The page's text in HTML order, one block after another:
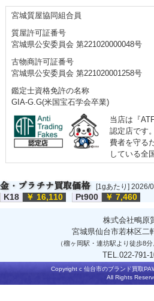
宮城質屋協同組合員
質屋許可証番号
宮城県公安委員会 第221020000048号
古物商許可証番号
宮城県公安委員会 第221020001258号
鑑定士資格免許の名称
GIA-G.G(米国宝石学会卒業)
当店は『
認定店です
費者を守る
している全
金・プラチナ買取価格 [1gあたり] 2026/
K18 ￥ 16,110 Pt900 ￥ 7,460
株式会社鴫原
宮城県仙台市若林区二
（榴ヶ岡駅・連坊駅より徒歩8
TEL.022-791-
Copyright c 仙台市のブランド買取
All Rights